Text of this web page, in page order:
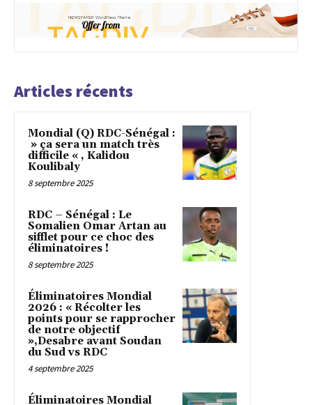
Articles récents
Mondial (Q) RDC-Sénégal :
» ça sera un match très
difficile « , Kalidou
Koulibaly
8 septembre 2025
RDC – Sénégal : Le
Somalien Omar Artan au
sifflet pour ce choc des
éliminatoires !
8 septembre 2025
Éliminatoires Mondial
2026 : « Récolter les
points pour se rapprocher
de notre objectif
»,Desabre avant Soudan
du Sud vs RDC
4 septembre 2025
Éliminatoires Mondial